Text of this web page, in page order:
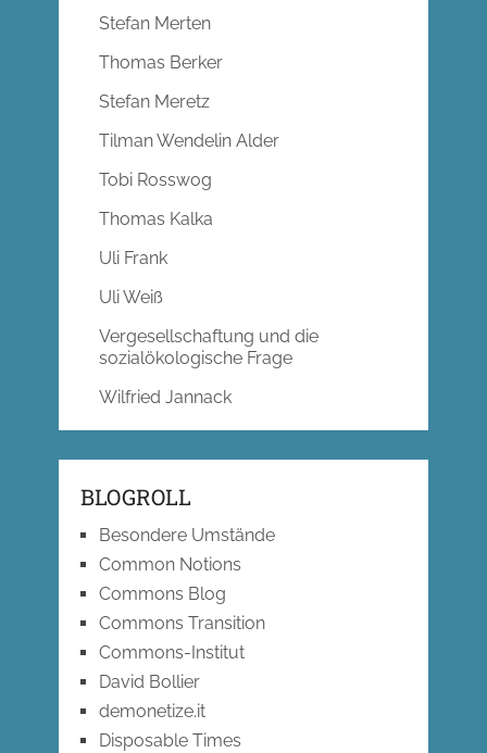
Stefan Merten
Thomas Berker
Stefan Meretz
Tilman Wendelin Alder
Tobi Rosswog
Thomas Kalka
Uli Frank
Uli Weiß
Vergesellschaftung und die
sozialökologische Frage
Wilfried Jannack
BLOGROLL
Besondere Umstände
Common Notions
Commons Blog
Commons Transition
Commons-Institut
David Bollier
demonetize.it
Disposable Times